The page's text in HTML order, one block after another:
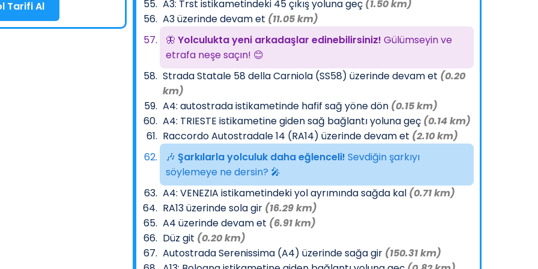
Tarifi Al
A3: Trst istikametindeki 45 çıkış yoluna geç (1.50 km)
A3 üzerinde devam et (11.05 km)
🦋 Yolculukta yeni arkadaşlar edinebilirsiniz! Gülümseyin ve
etrafa neşe saçın! 😊
Strada Statale 58 della Carniola (SS58) üzerinde devam et (0.20
km)
A4: autostrada istikametinde hafif sağ yöne dön (0.15 km)
A4: TRIESTE istikametine giden sağ bağlantı yoluna geç (0.14 km)
Raccordo Autostradale 14 (RA14) üzerinde devam et (2.10 km)
🎶 Şarkılarla yolculuk daha eğlenceli! Sevdiğin şarkıyı
söylemeye ne dersin? 🎤
A4: VENEZIA istikametindeki yol ayrımında sağda kal (0.71 km)
RA13 üzerinde sola gir (16.29 km)
A4 üzerinde devam et (6.91 km)
Düz git (0.20 km)
Autostrada Serenissima (A4) üzerinde sağa gir (150.31 km)